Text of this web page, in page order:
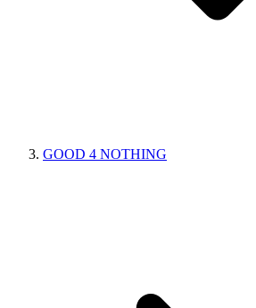
GOOD 4 NOTHING